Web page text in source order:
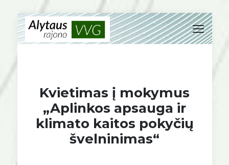
Kvietimas į mokymus
„Aplinkos apsauga ir
klimato kaitos pokyčių
švelninimas“